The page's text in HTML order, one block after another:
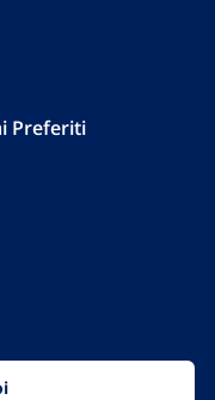
Preferiti